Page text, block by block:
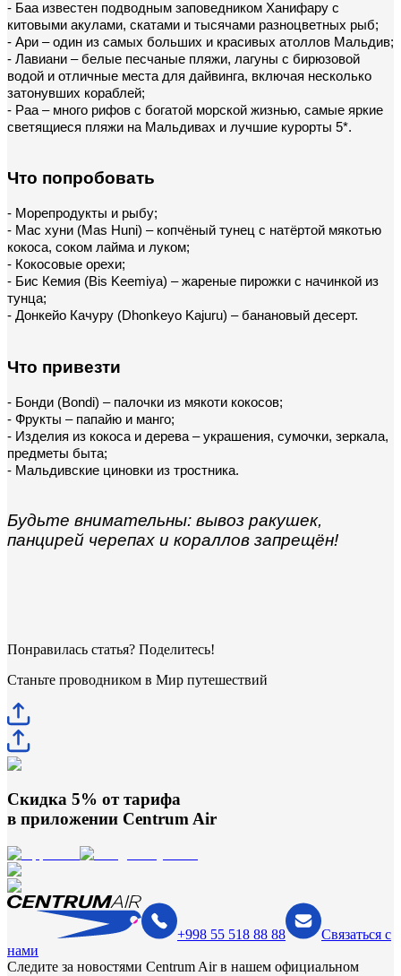
- Баа известен подводным заповедником Ханифару с
китовыми акулами, скатами и тысячами разноцветных рыб;
- Ари – один из самых больших и красивых атоллов Мальдив;
- Лавиани – белые песчаные пляжи, лагуны с бирюзовой
водой и отличные места для дайвинга, включая несколько
затонувших кораблей;
- Раа – много рифов с богатой морской жизнью, самые яркие
светящиеся пляжи на Мальдивах и лучшие курорты 5*.
Что попробовать
- Морепродукты и рыбу;
- Мас хуни (Mas Huni) – копчёный тунец с натёртой мякотью
кокоса, соком лайма и луком;
- Кокосовые орехи;
- Бис Кемия (Bis Keemiya) – жареные пирожки с начинкой из
тунца;
- Донкейо Качуру (Dhonkeyo Kajuru) – банановый десерт.
Что привезти
- Бонди (Bondi) – палочки из мякоти кокосов;
- Фрукты – папайю и манго;
- Изделия из кокоса и дерева – украшения, сумочки, зеркала,
предметы быта;
- Мальдивские циновки из тростника.
Будьте внимательны: вывоз ракушек,
панцирей черепах и кораллов запрещён!
Понравилась статья? Поделитесь!
Станьте проводником в Мир путешествий
Скидка 5% от тарифа
в приложении Centrum Air
+998 55 518 88 88
Связаться с
нами
Следите за новостями Centrum Air в нашем официальном